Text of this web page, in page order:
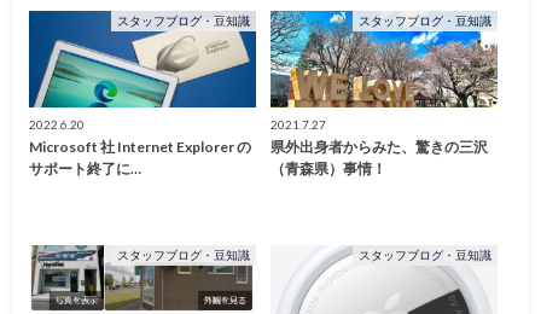
スタッフブログ・豆知識
2022.6.20
Microsoft 社 Internet Explorer の
サポート終了に…
スタッフブログ・豆知識
2021.7.27
県外出身者からみた、驚きの三沢
（青森県）事情！
スタッフブログ・豆知識 スタッフブログ・豆知識